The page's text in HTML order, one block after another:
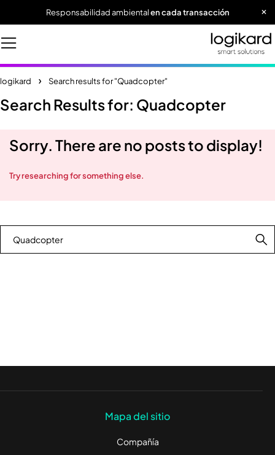
Responsabilidad ambientalen cada transacción
logikard Search results for "Quadcopter"
Search Results for: Quadcopter
Sorry. There are no posts to display!
Try researching for something else.
Mapa del sitio
Compañía